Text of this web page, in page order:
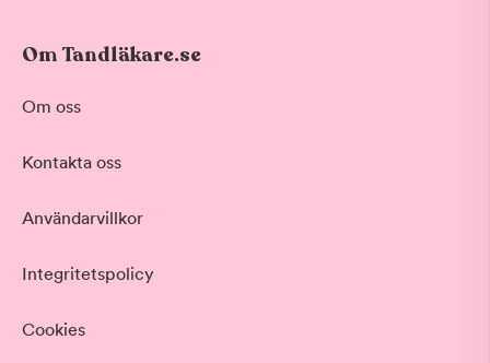
Om Tandläkare.se
Om oss
Kontakta oss
Användarvillkor
Integritetspolicy
Cookies